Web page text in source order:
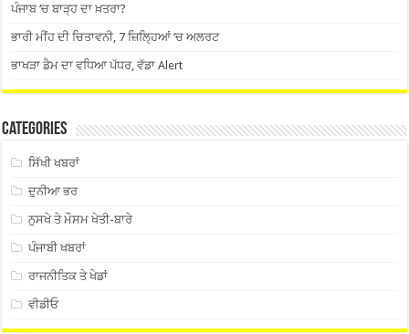
ਪੰਜਾਬ ‘ਚ ਬਾੜ੍ਹ ਦਾ ਖ਼ਤਰਾ?
ਭਾਰੀ ਮੀਂਹ ਦੀ ਚਿਤਾਵਨੀ, 7 ਜ਼ਿਲ੍ਹਿਆਂ ‘ਚ ਅਲਰਟ
ਭਾਖੜਾ ਡੈਮ ਦਾ ਵਧਿਆ ਪੱਧਰ, ਵੱਡਾ Alert
Categories
ਸਿੱਖੀ ਖਬਰਾਂ
ਦੁਨੀਆ ਭਰ
ਨੁਸਖੇ ਤੇ ਮੌਸਮ ਖੇਤੀ-ਬਾਰੇ
ਪੰਜਾਬੀ ਖਬਰਾਂ
ਰਾਜਨੀਤਿਕ ਤੇ ਖੇਡਾਂ
ਵੀਡੀਓ